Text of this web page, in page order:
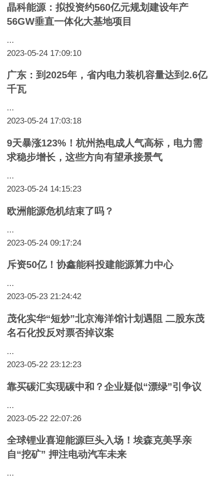
晶科能源：拟投资约560亿元规划建设年产
56GW垂直一体化大基地项目
...
2023-05-24 17:09:10
广东：到2025年，省内电力装机容量达到2.6亿
千瓦
...
2023-05-24 17:03:18
9天暴涨123%！杭州热电成人气高标，电力需
求稳步增长，这些方向有望承接景气
...
2023-05-24 14:15:23
欧洲能源危机结束了吗？
...
2023-05-24 09:17:24
斥资50亿！协鑫能科投建能源算力中心
...
2023-05-23 21:24:42
茂化实华“短炒”北京海洋馆计划遇阻 二股东茂
名石化投反对票否掉议案
...
2023-05-22 23:12:23
靠买碳汇实现碳中和？企业疑似“漂绿”引争议
...
2023-05-22 22:07:26
全球锂业喜迎能源巨头入场！埃森克美孚亲
自“挖矿” 押注电动汽车未来
...